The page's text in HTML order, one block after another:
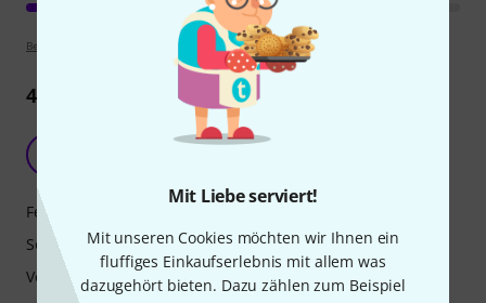
Mit Liebe serviert!
Mit unseren Cookies möchten wir Ihnen ein
fluffiges Einkaufserlebnis mit allem was
dazugehört bieten. Dazu zählen zum Beispiel
Bewertungsrichtlinien
4Rezensionen
Absolut super Metal Brett
Features
Sound
Verarbeitung